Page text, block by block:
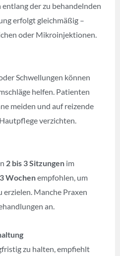
der zu behandelnden
erfolgt gleichmäßig –
oder Mikroinjektionen.
Schwellungen können
helfen. Patienten
meiden und auf reizende
verzichten.
2 bis 3 Sitzungen im
Wochenempfohlen, um
erzielen. Manche Praxen
an.
zu halten, empfiehlt